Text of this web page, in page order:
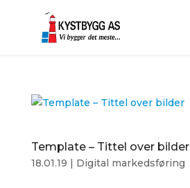
Template – Tittel over bilder
18.01.19 | Digital markedsføring